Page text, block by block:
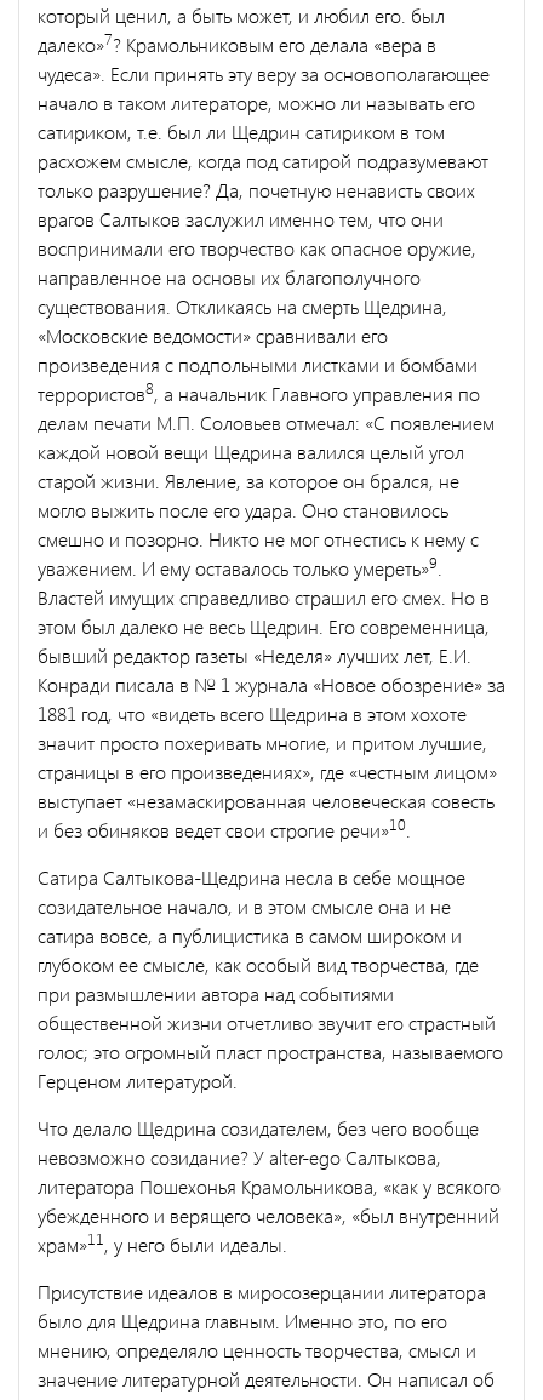
который ценил, а быть может, и любил его. был
далеко»7? Крамольниковым его делала «вера в
чудеса». Если принять эту веру за основополагающее
начало в таком литераторе, можно ли назы­вать его
сатириком, т.е. был ли Щедрин сатириком в том
расхожем смысле, когда под сатирой подразумевают
только разрушение? Да, почетную ненависть своих
врагов Салтыков заслужил именно тем, что они
воспринимали его творчество как опасное оружие,
на­правленное на основы их благополучного
существования. Откли­каясь на смерть Щедрина,
«Московские ведомости» сравнивали его
произведения с подпольными листками и бомбами
террористов8, а начальник Главного управления по
делам печати М.П. Со­ловьев отмечал: «С появлением
каждой новой вещи Щедрина ва­лился целый угол
старой жизни. Явление, за которое он брался, не
могло выжить после его удара. Оно становилось
смешно и позорно. Никто не мог отнестись к нему с
уважением. И ему остава­лось только умереть»9
Властей имущих справедливо страшил его смех. Но в
этом был далеко не весь Щедрин. Его современница,
бывший редактор газеты «Неделя» лучших лет, Е.И.
Конради пи­сала в № 1 журнала «Новое обозрение» за
1881 год, что «видеть всего Щедрина в этом хохоте
значит просто похеривать многие, и притом лучшие,
страницы в его произведениях», где «честным лицом»
выступает «незамаскированная человеческая совесть
и без обиняков ведет свои строгие речи»10
Сатира Салтыкова-Щедрина несла в себе мощное
созидатель­ное начало, и в этом смысле она и не
сатира вовсе, а публицистика в самом широком и
глубоком ее смысле, как особый вид творче­ства, где
при размышлении автора над событиями
общественной жизни отчетливо звучит его страстный
голос; это огромный пласт пространства, называемого
Герценом литературой.
Что делало Щедрина созидателем, без чего вообще
невозможно созидание? У alter-ego Салтыкова,
литератора Пошехонья Крамольникова, «как у всякого
убежденного и верящего человека», «был внутренний
храм»11 , у него были идеалы.
Присутствие идеалов в миросозерцании литератора
было для Щедрина главным. Именно это, по его
мнению, определяло цен­ность творчества, смысл и
значение литературной деятельности. Он написал об